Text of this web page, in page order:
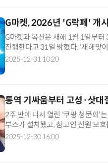
G마켓, 2026년 'G락페' 개
G마켓과 옥션은 새해 1월 1일부
진행한다고 31일 밝혔다. '새해맞
에 걸친 상품을 파격적인 혜택으
2025-12-31 10:20
통역 기싸움부터 고성·삿
2주 만에 다시 열린 '쿠팡 청문회'
부스가 설치됐고, 참고인 신원 보
시대표 간의 신경전도 재연됐다.
2025-12-30 16:00